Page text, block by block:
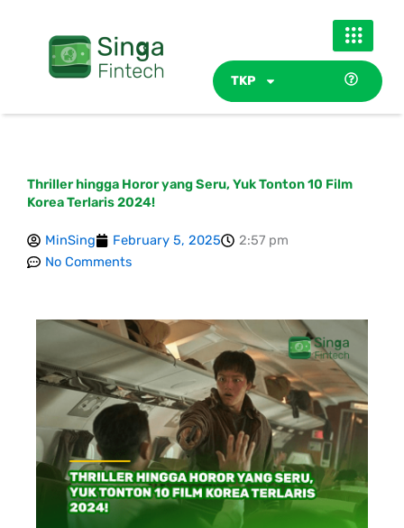
TKP
Thriller hingga Horor yang Seru, Yuk Tonton 10 Film
Korea Terlaris 2024!
MinSing February 5, 2025
2:57 pm
No Comments